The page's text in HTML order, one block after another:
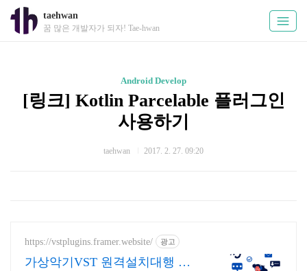
taehwan
꿈 많은 개발자가 되자! Tae-hwan
Android Develop
[링크] Kotlin Parcelable 플러그인
사용하기
taehwan 2017. 2. 27. 09:20
https://vstplugins.framer.website/ 광고
가상악기VST 원격설치대행 가